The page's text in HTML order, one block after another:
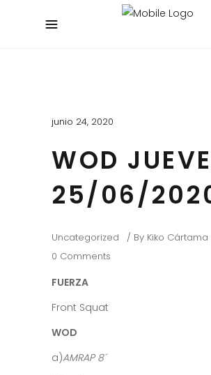
junio 24, 2020
WOD
25/06/
Uncategorized By Kiko Cártama
0 Comments
FUERZA
Front Squat
WOD
a)AMRAP 8´